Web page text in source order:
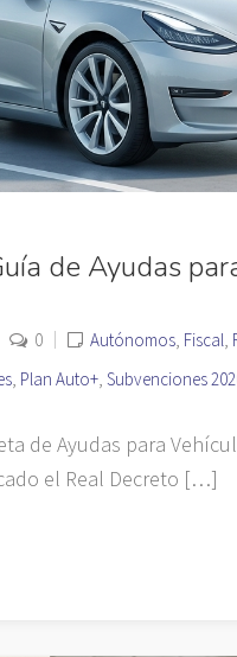
de Ayudas
0 Autónomos, Fiscal,
, Plan Auto+, Subvenciones
de Ayudas para
el Real Decreto […]